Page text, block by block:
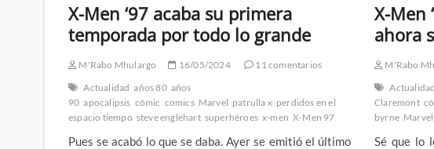
X-Men ‘97 acaba su primera
temporada por todo lo grande
M'Rabo Mhulargo 16/05/2024
11 comentarios
Actualidad años 80 años
90 apocalipsis cómic comics Marvel patrulla x perdidos en el
espacio tiempo steve englehart superhéroes x-men X-Men 97
Pues se acabó lo que se daba. Ayer se emitió el último
X-Men
ahora
M'Rabo
Actualidad
Claremont
byrne Marvel
Sé que lo